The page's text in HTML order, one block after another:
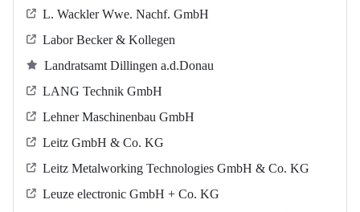
L. Wackler Wwe. Nachf. GmbH
Labor Becker & Kollegen
Landratsamt Dillingen a.d.Donau
LANG Technik GmbH
Lehner Maschinenbau GmbH
Leitz GmbH & Co. KG
Leitz Metalworking Technologies GmbH & Co. KG
Leuze electronic GmbH + Co. KG